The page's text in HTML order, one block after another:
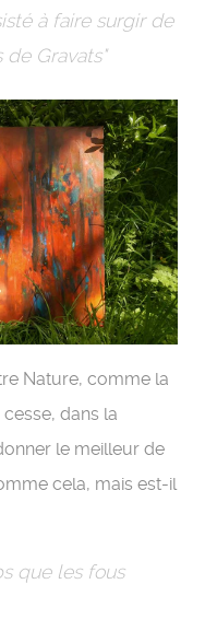
à faire surgir de
Gravats"
Nature, comme la
dans la
le meilleur de
cela, mais est-il
que les fous